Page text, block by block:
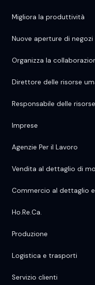
Migliora la produttività
Nuove aperture di negozi
Organizza la
Direttore delle risorse
Responsabile delle
Imprese
Agenzie Per il Lavoro
Vendita al dettaglio di
Commercio al dettaglio
Ho.Re.Ca.
Produzione
Logistica e trasporti
Servizio clienti